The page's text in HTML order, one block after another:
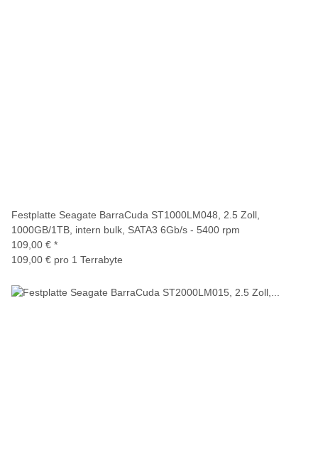
Festplatte Seagate BarraCuda ST1000LM048, 2.5 Zoll,
1000GB/1TB, intern bulk, SATA3 6Gb/s - 5400 rpm
109,00 € *
109,00 € pro 1 Terrabyte